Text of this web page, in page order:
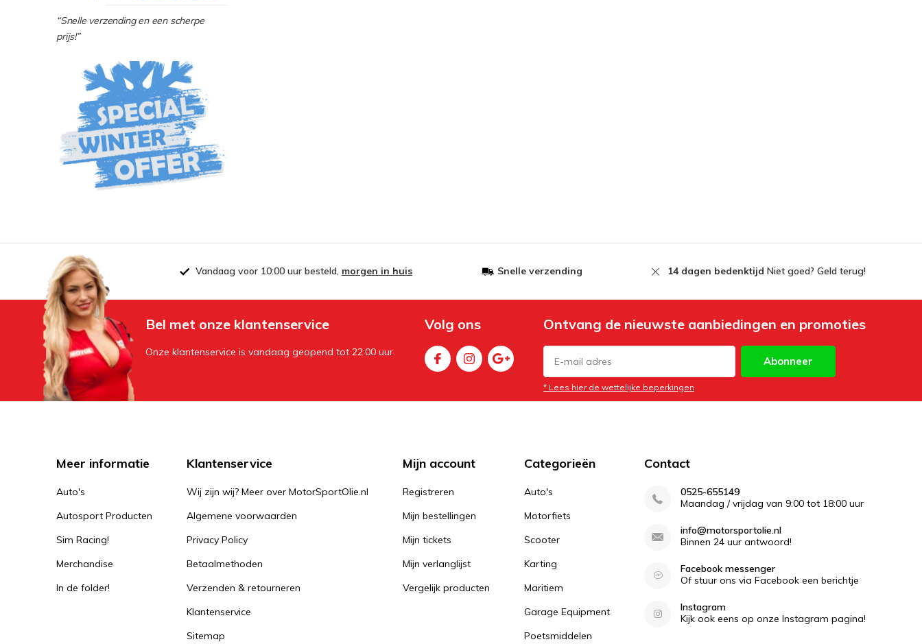
“Snelle verzending en een scherpe
prijs!”
Vandaag voor 10:00 uur besteld, morgen in huis Snelle verzending 14 dagen bedenktijd Niet goed? Geld terug!
Bel met onze klantenservice
Onze klantenservice is vandaag geopend tot 22:00 uur.
Volg ons Ontvang de nieuwste aanbiedingen en promoties
Abonneer
* Lees hier de wettelijke beperkingen
Meer informatie
Auto's
Autosport Producten
Sim Racing!
Merchandise
In de folder!
Klantenservice
Wij zijn wij? Meer over MotorSportOlie.nl
Algemene voorwaarden
Privacy Policy
Betaalmethoden
Verzenden & retourneren
Klantenservice
Sitemap
Mijn account
Registreren
Mijn bestellingen
Mijn tickets
Mijn verlanglijst
Vergelijk producten
Categorieën
Auto's
Motorfiets
Scooter
Karting
Maritiem
Garage Equipment
Poetsmiddelen
Contact
0525-655149
Maandag / vrijdag van 9:00 tot 18:00 uur
info@motorsportolie.nl
Binnen 24 uur antwoord!
Facebook messenger
Of stuur ons via Facebook een berichtje
Instagram
Kijk ook eens op onze Instagram pagina!